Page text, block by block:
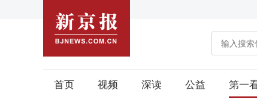
首页 视频 深读 公益 第一